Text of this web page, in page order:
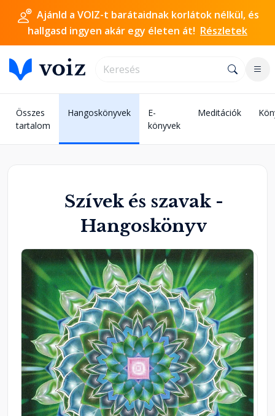
Ajánld a VOIZ-t barátaidnak korlátok nélkül, és
hallgasd ingyen akár egy életen át! Részletek
Összes
tartalom
Hangoskönyvek
E-
könyvek
Meditációk
Szívek és szavak -
Hangoskönyv